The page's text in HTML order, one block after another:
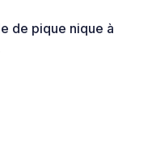
de pique nique à